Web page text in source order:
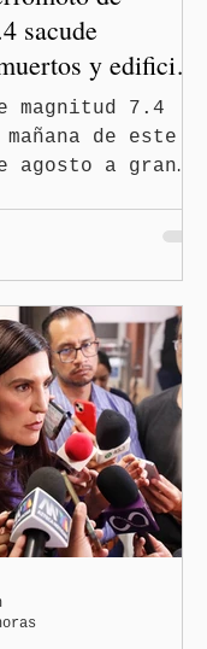
sacude
y edificios
magnitud 7.4
de este
agosto a gran
y el colapso
El
localizado
José del
el departamento
acuerdo con el
y el Servicio
Estados Unidos